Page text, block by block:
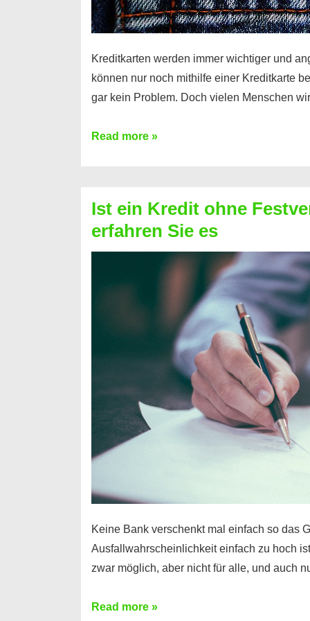
Kreditkarten werden immer wichtiger und
können nur noch mithilfe einer Kreditkarte
gar kein Problem. Doch vielen Menschen
Kreditkarte
Prepaid
ist
nicht
Read more »
Ist ein Kredit ohne
erfahren Sie es
Keine Bank verschenkt mal einfach so das
Ausfallwahrscheinlichkeit einfach zu hoch
zwar möglich, aber nicht für alle, und auch
Ist
Read more »